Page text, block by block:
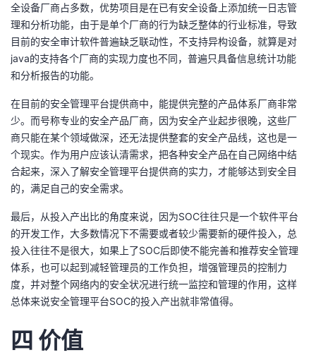
全设备厂商占多数，优势项目是在已有安全设备上添加统一日志管
理和分析功能，由于是单个厂商的行为缺乏整体的行业标准，导致
目前的安全审计软件普遍缺乏联动性，不支持异构设备，就算是对
java的支持各个厂商的实现力度也不同，普遍只具备信息统计功能
和分析报告的功能。
在目前的安全管理平台提供商中，能提供完整的产品体系厂商非常
少。而号称专业的安全产品厂商，因为安全产业起步很晚，这些厂
商只能在某个领域做深，还无法提供整套的安全产品线，这也是一
个现实。作为用户应该认清需求，把各种安全产品在自己网络中结
合起来，深入了解安全管理平台提供商的实力，才能够达到安全目
的，满足自己的安全需求。
最后，从投入产出比的角度来说，因为SOC往往只是一个软件平台
的开发工作，大多数情况下不需要或者较少需要新的硬件投入，总
投入往往不是很大，如果上了SOC后即使不能完善和推荐安全管理
体系，也可以起到减轻管理员的工作负担，增强管理员的控制力
度，并对整个网络内的安全状况进行统一监控和管理的作用，这样
总体来说安全管理平台SOC的投入产出就非常值得。
四 价值